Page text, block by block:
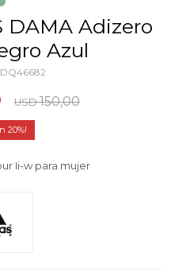
DAMA Adizero
Azul
USD 150,00
20
Ii-w para mujer